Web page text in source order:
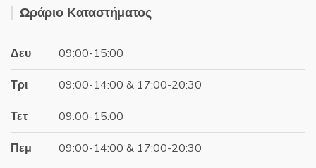
was: τιμή
Ωράριο Καταστήματος
Δευ 09:00-15:00
Τρι 09:00-14:00 & 17:00-20:30
Τετ 09:00-15:00
Πεμ 09:00-14:00 & 17:00-20:30